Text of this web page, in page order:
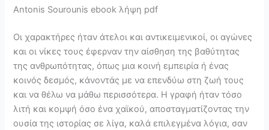
Antonis Sourounis ebook λήψη pdf
Οι χαρακτήρες ήταν άτελοι και αντικειμενικοί, οι αγώνες
και οι νίκες τους έφερναν την αίσθηση της βαθύτητας
της ανθρωπότητας, όπως μια κοινή εμπειρία ή ένας
κοινός δεσμός, κάνοντάς με να επενδύω στη ζωή τους
και να θέλω να μάθω περισσότερα. Η γραφή ήταν τόσο
λιτή και κομψή όσο ένα χαϊκού, αποσταγματίζοντας την
ουσία της ιστορίας σε λίγα, καλά επιλεγμένα λόγια, σαν